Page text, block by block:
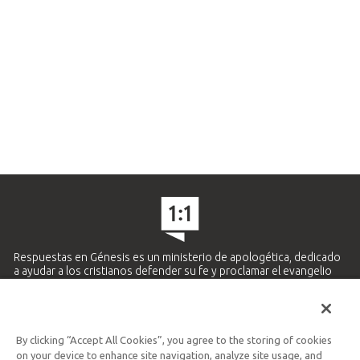
Respuestas en Génesis es un ministerio de apologética, dedicado
a ayudar a los cristianos defender su fe y proclamar el evangelio
Ministerio Hispano y Latinoamericano
By clicking “Accept All Cookies”, you agree to the storing of cookies
on your device to enhance site navigation, analyze site usage, and